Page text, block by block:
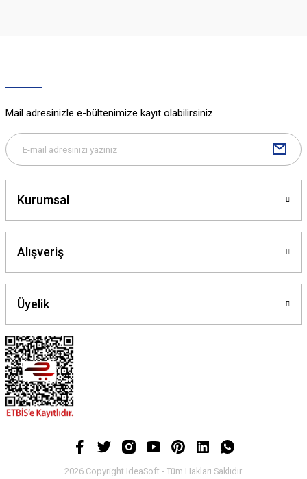
Gönder
Mail adresinizle e-bültenimize kayıt olabilirsiniz.
Kurumsal
Alışveriş
Üyelik
2026 Copyright IdeaSoft - Tüm Hakları Saklıdır.